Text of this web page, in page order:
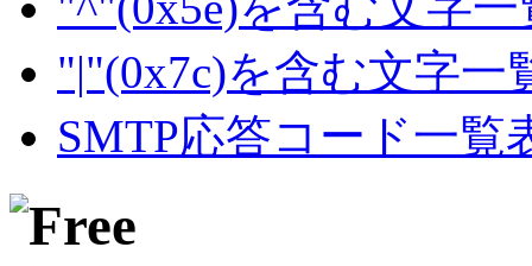
"|"(0x7c)を含む文字一
SMTP応答コード一覧